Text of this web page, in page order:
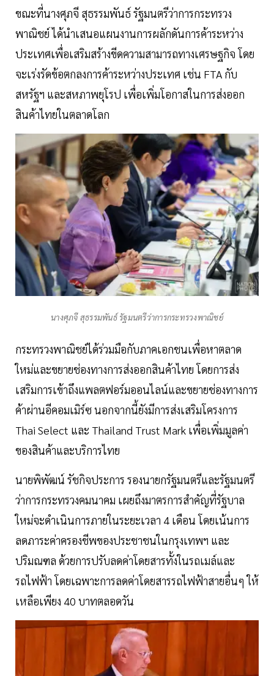
ขณะที่นางศุภจี สุธรรมพันธ์ รัฐมนตรีว่าการกระทรวง
พาณิชย์ ได้นำเสนอแผนงานการผลักดันการค้าระหว่าง
ประเทศเพื่อเสริมสร้างขีดความสามารถทางเศรษฐกิจ โดย
จะเร่งรัดข้อตกลงการค้าระหว่างประเทศ เช่น FTA กับ
สหรัฐฯ และสหภาพยุโรป เพื่อเพิ่มโอกาสในการส่งออก
สินค้าไทยในตลาดโลก
นางศุภจี สุธรรมพันธ์ รัฐมนตรีว่าการกระทรวงพาณิชย์
กระทรวงพาณิชย์ได้ร่วมมือกับภาคเอกชนเพื่อหาตลาด
ใหม่และขยายช่องทางการส่งออกสินค้าไทย โดยการส่ง
เสริมการเข้าถึงแพลตฟอร์มออนไลน์และขยายช่องทางการ
ค้าผ่านอีคอมเมิร์ซ นอกจากนี้ยังมีการส่งเสริมโครงการ
Thai Select และ Thailand Trust Mark เพื่อเพิ่มมูลค่า
ของสินค้าและบริการไทย
นายพิพัฒน์ รัชกิจประการ รองนายกรัฐมนตรีและรัฐมนตรี
ว่าการกระทรวงคมนาคม เผยถึงมาตรการสำคัญที่รัฐบาล
ใหม่จะดำเนินการภายในระยะเวลา 4 เดือน โดยเน้นการ
ลดภาระค่าครองชีพของประชาชนในกรุงเทพฯ และ
ปริมณฑล ด้วยการปรับลดค่าโดยสารทั้งในรถเมล์และ
รถไฟฟ้า โดยเฉพาะการลดค่าโดยสารรถไฟฟ้าสายอื่นๆ ให้
เหลือเพียง 40 บาทตลอดวัน